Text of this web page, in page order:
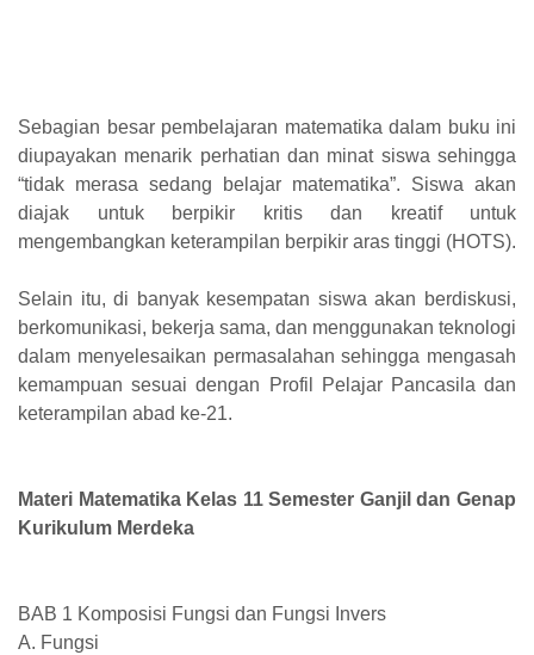
Sebagian besar pembelajaran matematika dalam buku ini
diupayakan menarik perhatian dan minat siswa sehingga
“tidak merasa sedang belajar matematika”. Siswa akan
diajak untuk berpikir kritis dan kreatif untuk
mengembangkan keterampilan berpikir aras tinggi (HOTS).
Selain itu, di banyak kesempatan siswa akan berdiskusi,
berkomunikasi, bekerja sama, dan menggunakan teknologi
dalam menyelesaikan permasalahan sehingga mengasah
kemampuan sesuai dengan Profil Pelajar Pancasila dan
keterampilan abad ke-21.
Materi Matematika Kelas 11 Semester Ganjil dan Genap
Kurikulum Merdeka
BAB 1 Komposisi Fungsi dan Fungsi Invers
A. Fungsi